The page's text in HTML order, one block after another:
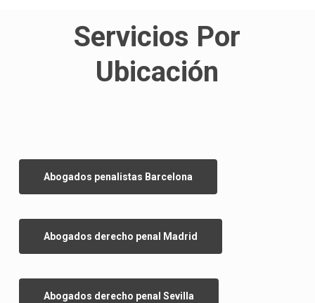
Servicios Por
Ubicación
Abogados penalistas Barcelona
Abogados derecho penal Madrid
Abogados derecho penal Sevilla